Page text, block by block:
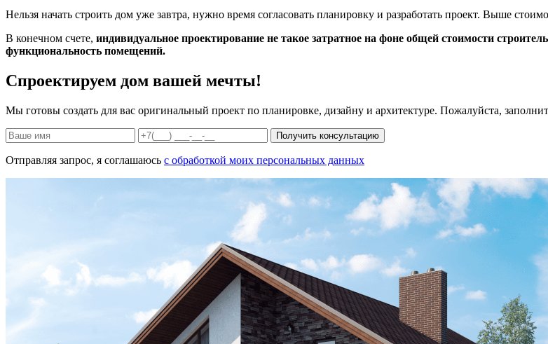
Нельзя начать строить дом уже завтра, нужно время согласовать планировку и разработать проект. Выше
В конечном счете, индивидуальное проектирование не такое затратное на фоне общей стоимости
функциональность помещений.
Спроектируем дом вашей мечты!
Мы готовы создать для вас оригинальный проект по планировке, дизайну и архитектуре. Пожалуйста,
Получить консультацию
Отправляя запрос, я соглашаюсь с обработкой моих персональных данных